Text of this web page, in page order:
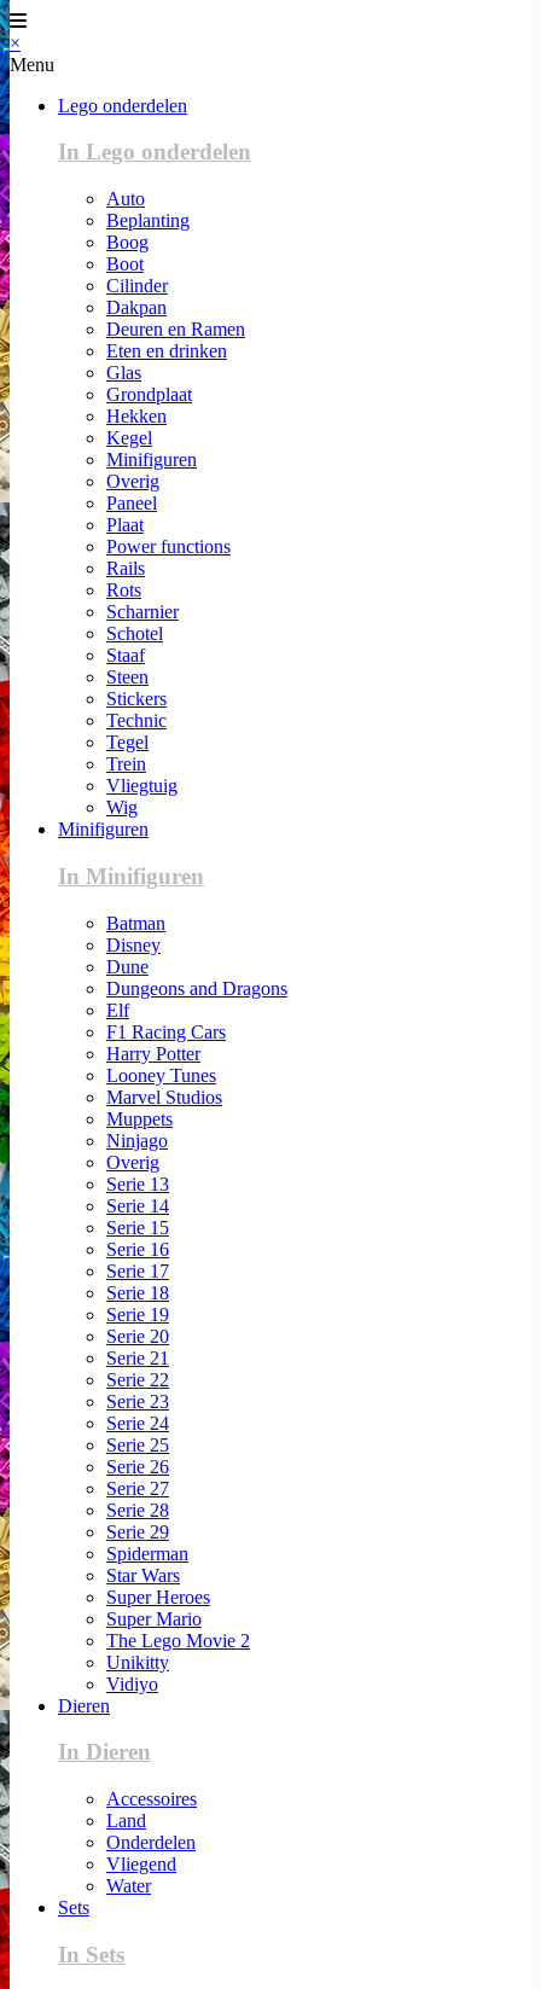
×
Menu
Lego onderdelen
In Lego onderdelen
Auto
Beplanting
Boog
Boot
Cilinder
Dakpan
Deuren en Ramen
Eten en drinken
Glas
Grondplaat
Hekken
Kegel
Minifiguren
Overig
Paneel
Plaat
Power functions
Rails
Rots
Scharnier
Schotel
Staaf
Steen
Stickers
Technic
Tegel
Trein
Vliegtuig
Wig
Minifiguren
In Minifiguren
Batman
Disney
Dune
Dungeons and Dragons
Elf
F1 Racing Cars
Harry Potter
Looney Tunes
Marvel Studios
Muppets
Ninjago
Overig
Serie 13
Serie 14
Serie 15
Serie 16
Serie 17
Serie 18
Serie 19
Serie 20
Serie 21
Serie 22
Serie 23
Serie 24
Serie 25
Serie 26
Serie 27
Serie 28
Serie 29
Spiderman
Star Wars
Super Heroes
Super Mario
The Lego Movie 2
Unikitty
Vidiyo
Dieren
In Dieren
Accessoires
Land
Onderdelen
Vliegend
Water
Sets
In Sets